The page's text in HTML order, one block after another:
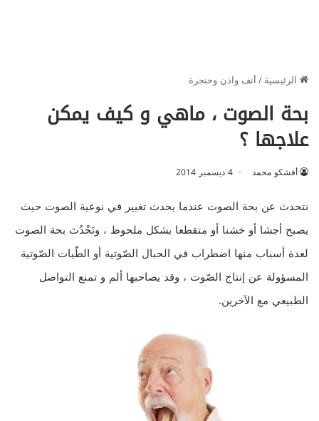
الرئيسية/أنف واذن وحنجرة
بحة الصوت ، ماهي و كيف يمكن
علاجها ؟
أفشكو محمد 4 ديسمبر 2014
نتحدث عن بحة الصوت عندما يحدث تغيير في نوعية الصوت حيث
يصبح أجشا أو خشنا أو متقطعا بشكل ملحوظ ، وتَحْدُث بحة الصوت
لعدة أسباب منها اضطراب في الحبال الصّوتية أو الطّيات الصّوتية
المسؤولة عن إنتاج الصّوت ، وقد يصاحبها ألم و تمنع التواصل
الطبيعي مع الآخرين.